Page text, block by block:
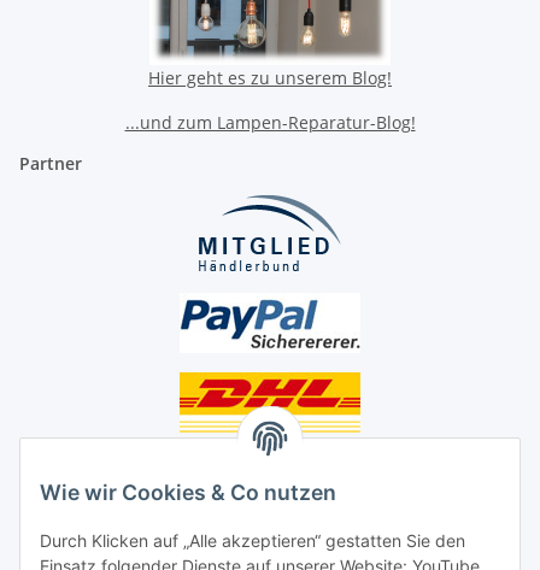
Wie wir Cookies & Co nutzen
Durch Klicken auf „Alle akzeptieren“ gestatten Sie den
Hier geht es zu unserem Blog!
...und zum Lampen-Reparatur-Blog!
Partner
Social Media